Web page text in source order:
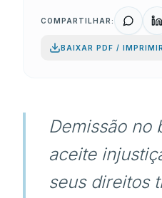
COMPARTILHAR:
BAIXAR PDF / IMPRIMIR
Demissão no
aceite
seus direitos